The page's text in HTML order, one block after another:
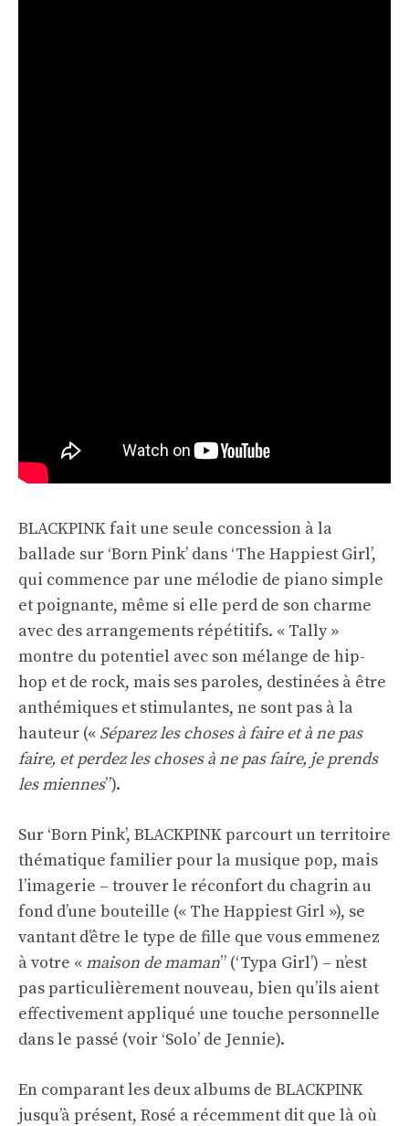
BLACKPINK fait une seule concession à la
ballade sur ‘Born Pink’ dans ‘The Happiest Girl’,
qui commence par une mélodie de piano simple
et poignante, même si elle perd de son charme
avec des arrangements répétitifs. « Tally »
montre du potentiel avec son mélange de hip-
hop et de rock, mais ses paroles, destinées à être
anthémiques et stimulantes, ne sont pas à la
hauteur (« Séparez les choses à faire et à ne pas
faire, et perdez les choses à ne pas faire, je prends
les miennes”).
Sur ‘Born Pink’, BLACKPINK parcourt un territoire
thématique familier pour la musique pop, mais
l’imagerie – trouver le réconfort du chagrin au
fond d’une bouteille (« The Happiest Girl »), se
vantant d’être le type de fille que vous emmenez
à votre «maison de maman” (‘Typa Girl’) – n’est
pas particulièrement nouveau, bien qu’ils aient
effectivement appliqué une touche personnelle
dans le passé (voir ‘Solo’ de Jennie).
En comparant les deux albums de BLACKPINK
jusqu’à présent, Rosé a récemment dit que là où